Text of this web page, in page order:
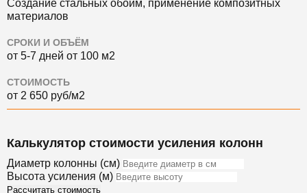
Создание стальных обойм, применение композитных
материалов
СРОКИ И ОБЪЁМ
от 5-7 дней от 100 м2
СТОИМОСТЬ
от 2 650 руб/м2
Калькулятор стоимости усиления колонн
Диаметр колонны (см)
Высота усиления (м)
Рассчитать стоимость